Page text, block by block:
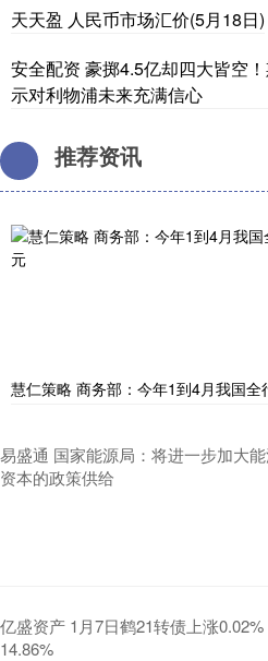
天天盈 人民币市场汇价(5月18日)
安全配资 豪掷4.5亿却四大皆空
示对利物浦未来充满信心
推荐资讯
慧仁策略 商务部：今年1到4月我国
易盛通 国家能源局：将进一步加大
资本的政策供给
亿盛资产 1月7日鹤21转债上涨
14.86%